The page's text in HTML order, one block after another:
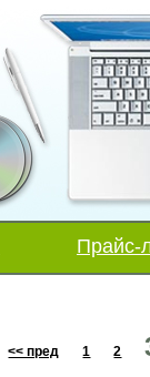
Прайс-
<< пред 1 2